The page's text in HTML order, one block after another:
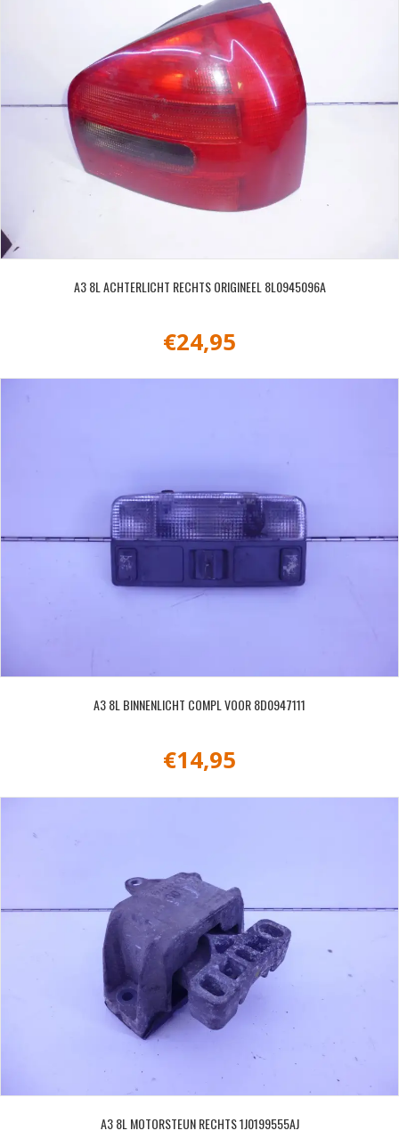
A3 8L ACHTERLICHT RECHTS ORIGINEEL 8L0945096A
€24,95
A3 8L BINNENLICHT COMPL VOOR 8D0947111
€14,95
A3 8L MOTORSTEUN RECHTS 1J0199555AJ